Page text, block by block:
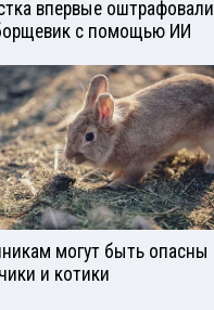
впервые оштрафовали
с помощью ИИ
могут быть опасны
и котики